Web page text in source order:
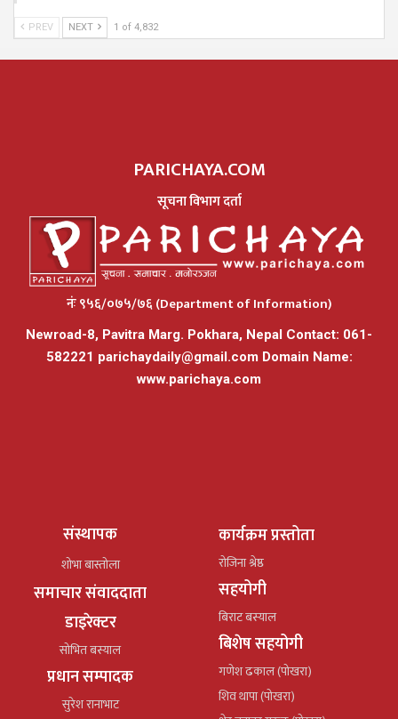
PREV NEXT 1 of 4,832
PARICHAYA.COM
सूचना विभाग दर्ता
नंः ९५६/०७५/७६ (Department of Information)
Newroad-8, Pavitra Marg. Pokhara, Nepal Contact: 061-
582221 parichaydaily@gmail.comDomain Name:
www.parichaya.com
संस्थापक
शोभा बास्तोला
समाचार संवाददाता
डाइरेक्टर
सोभित बस्याल
प्रधान सम्पादक
सुरेश रानाभाट
कार्यक्रम प्रस्तोता
रोजिना श्रेष्ठ
सहयोगी
बिराट बस्याल
बिशेष सहयोगी
गणेश ढकाल (पोखरा)
शिव थापा (पोखरा)